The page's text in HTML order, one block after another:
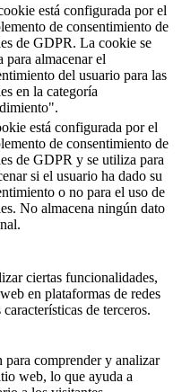
está configurada por el
de consentimiento de
de GDPR. La cookie se
para almacenar el
del usuario para las
en la categoría
está configurada por el
de consentimiento de
de GDPR y se utiliza para
si el usuario ha dado su
o no para el uso de
No almacena ningún dato
ciertas funcionalidades,
en plataformas de redes
de terceros.
comprender y analizar
web, lo que ayuda a